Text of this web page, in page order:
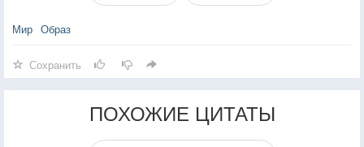
Мир Образ
Сохранить
ПОХОЖИЕ ЦИТАТЫ